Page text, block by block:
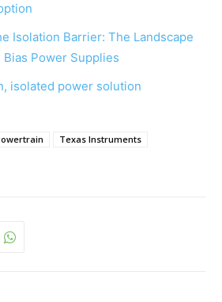
Isolation Barrier: The Landscape
Power Supplies
isolated power solution
Texas Instruments